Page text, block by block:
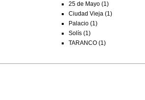
25 de Mayo (1)
Ciudad Vieja (1)
Palacio (1)
Solís (1)
TARANCO (1)